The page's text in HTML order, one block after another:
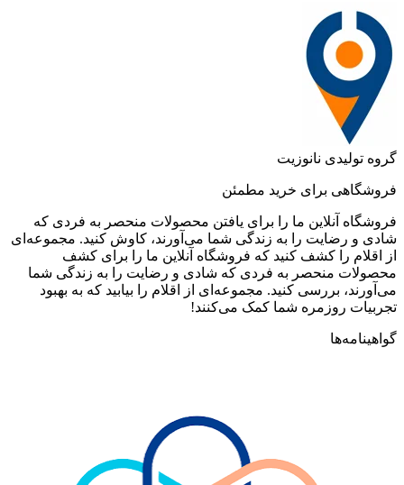
گروه تولیدی نانوزیت
فروشگاهی برای خرید مطمئن
فروشگاه آنلاین ما را برای یافتن محصولات منحصر به فردی که
شادی و رضایت را به زندگی شما می‌آورند، کاوش کنید. مجموعه‌ای
از اقلام را کشف کنید که فروشگاه آنلاین ما را برای کشف
محصولات منحصر به فردی که شادی و رضایت را به زندگی شما
می‌آورند، بررسی کنید. مجموعه‌ای از اقلام را بیابید که به بهبود
تجربیات روزمره شما کمک می‌کنند!
گواهینامه‌ها